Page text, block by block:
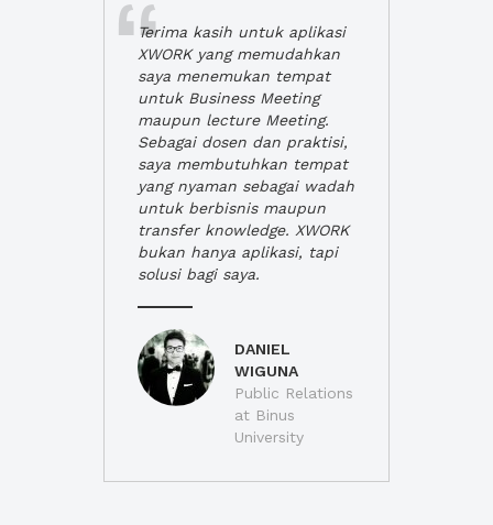
Terima kasih untuk aplikasi
XWORK yang memudahkan
saya menemukan tempat
untuk Business Meeting
maupun lecture Meeting.
Sebagai dosen dan praktisi,
saya membutuhkan tempat
yang nyaman sebagai wadah
untuk berbisnis maupun
transfer knowledge. XWORK
bukan hanya aplikasi, tapi
solusi bagi saya.
DANIEL
WIGUNA
Public Relations
at Binus
University